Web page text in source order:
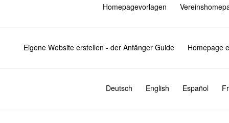
Homepagevorlagen
Eigene Website erstellen - der Anfänger Guide Homepage
Deutsch English Español